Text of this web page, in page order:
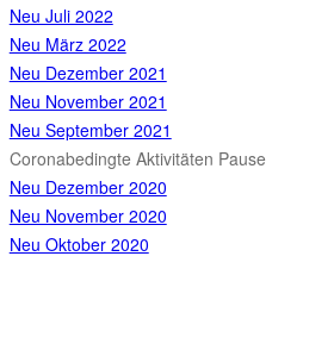
Neu Juli 2022
Neu März 2022
Neu Dezember 2021
Neu November 2021
Neu September 2021
Coronabedingte Aktivitäten Pause
Neu Dezember 2020
Neu November 2020
Neu Oktober 2020